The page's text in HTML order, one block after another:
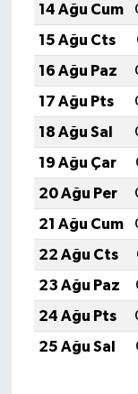
14 Ağu Cum
15 Ağu Cts
16 Ağu Paz
17 Ağu Pts
18 Ağu Sal
19 Ağu Çar
20 Ağu Per
21 Ağu Cum
22 Ağu Cts
23 Ağu Paz
24 Ağu Pts
25 Ağu Sal